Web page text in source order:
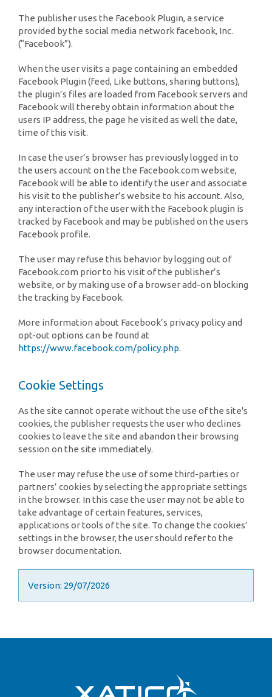
The publisher uses the Facebook Plugin, a service
provided by the social media network facebook, Inc.
(“Facebook”).
When the user visits a page containing an embedded
Facebook Plugin (feed, Like buttons, sharing buttons),
the plugin’s files are loaded from Facebook servers and
Facebook will thereby obtain information about the
users IP address, the page he visited as well the date,
time of this visit.
In case the user’s browser has previously logged in to
the users account on the the Facebook.com website,
Facebook will be able to identify the user and associate
his visit to the publisher’s website to his account. Also,
any interaction of the user with the Facebook plugin is
tracked by Facebook and may be published on the users
Facebook profile.
The user may refuse this behavior by logging out of
Facebook.com prior to his visit of the publisher’s
website, or by making use of a browser add-on blocking
the tracking by Facebook.
More information about Facebook’s privacy policy and
opt-out options can be found at
https://www.facebook.com/policy.php.
Cookie Settings
As the site cannot operate without the use of the site's
cookies, the publisher requests the user who declines
cookies to leave the site and abandon their browsing
session on the site immediately.
The user may refuse the use of some third-parties or
partners’ cookies by selecting the appropriate settings
in the browser. In this case the user may not be able to
take advantage of certain features, services,
applications or tools of the site. To change the cookies’
settings in the browser, the user should refer to the
browser documentation.
Version: 29/07/2026